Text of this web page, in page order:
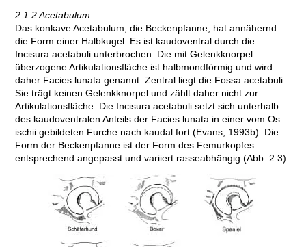
2.1.2 Acetabulum
Das konkave Acetabulum, die Beckenpfanne, hat annähernd
die Form einer Halbkugel. Es ist kaudoventral durch die
Incisura acetabuli unterbrochen. Die mit Gelenkknorpel
überzogene Artikulationsfläche ist halbmondförmig und wird
daher Facies lunata genannt. Zentral liegt die Fossa acetabuli.
Sie trägt keinen Gelenkknorpel und zählt daher nicht zur
Artikulationsfläche. Die Incisura acetabuli setzt sich unterhalb
des kaudoventralen Anteils der Facies lunata in einer vom Os
ischii gebildeten Furche nach kaudal fort (Evans, 1993b). Die
Form der Beckenpfanne ist der Form des Femurkopfes
entsprechend angepasst und variiert rasseabhängig (Abb. 2.3).